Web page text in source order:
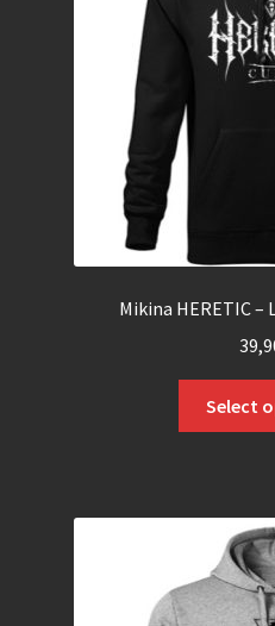
Mikina HERETIC –
Select